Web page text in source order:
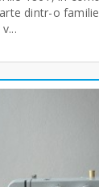
dintr-o